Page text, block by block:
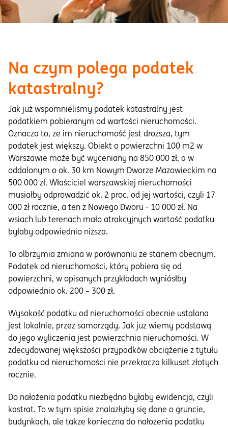
Na czym polega podatek
katastralny?
Jak już wspomnieliśmy podatek katastralny jest
podatkiem pobieranym od wartości nieruchomości.
Oznacza to, że im nieruchomość jest droższa, tym
podatek jest większy. Obiekt o powierzchni 100 m2 w
Warszawie może być wyceniany na 850 000 zł, a w
oddalonym o ok. 30 km Nowym Dworze Mazowieckim na
500 000 zł. Właściciel warszawskiej nieruchomości
musiałby odprowadzić ok. 2 proc. od jej wartości, czyli 17
000 zł rocznie, a ten z Nowego Dworu - 10 000 zł. Na
wsiach lub terenach mało atrakcyjnych wartość podatku
byłaby odpowiednio niższa.
To olbrzymia zmiana w porównaniu ze stanem obecnym.
Podatek od nieruchomości, który pobiera się od
powierzchni, w opisanych przykładach wyniósłby
odpowiednio ok. 200 – 300 zł.
Wysokość podatku od nieruchomości obecnie ustalana
jest lokalnie, przez samorządy. Jak już wiemy podstawą
do jego wyliczenia jest powierzchnia nieruchomości. W
zdecydowanej większości przypadków obciążenie z tytułu
podatku od nieruchomości nie przekracza kilkuset złotych
rocznie.
Do nałożenia podatku niezbędna byłaby ewidencja, czyli
kastrat. To w tym spisie znalazłyby się dane o gruncie,
budynkach, ale także konieczna do nałożenia podatku